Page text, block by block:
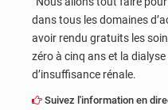
dans tous les domaines
avoir rendu gratuits les
zéro à cinq ans et la
d’insuffisance rénale.
Suivez l'information en